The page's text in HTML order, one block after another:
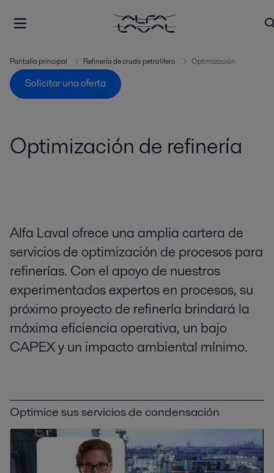
Pantalla principal Refinería de crudo petrolífero Optimización
Solicitar una oferta
Optimización de refinería
Alfa Laval ofrece una amplia cartera de
servicios de optimización de procesos para
refinerías. Con el apoyo de nuestros
experimentados expertos en procesos, su
próximo proyecto de refinería brindará la
máxima eficiencia operativa, un bajo
CAPEX y un impacto ambiental mínimo.
Optimice sus servicios de condensación